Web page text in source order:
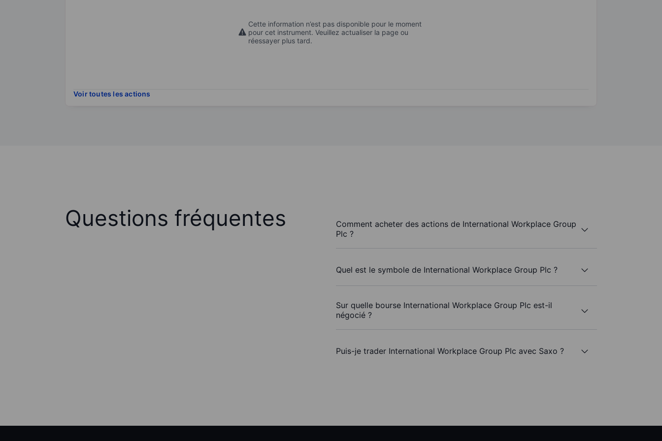
Cette information n’est pas disponible pour le moment
pour cet instrument. Veuillez actualiser la page ou
réessayer plus tard.
Voir toutes les actions
Questions fréquentes
Comment acheter des actions de International Workplace Group
Plc ?
Quel est le symbole de International Workplace Group Plc ?
Sur quelle bourse International Workplace Group Plc est-il
négocié ?
Puis-je trader International Workplace Group Plc avec Saxo ?